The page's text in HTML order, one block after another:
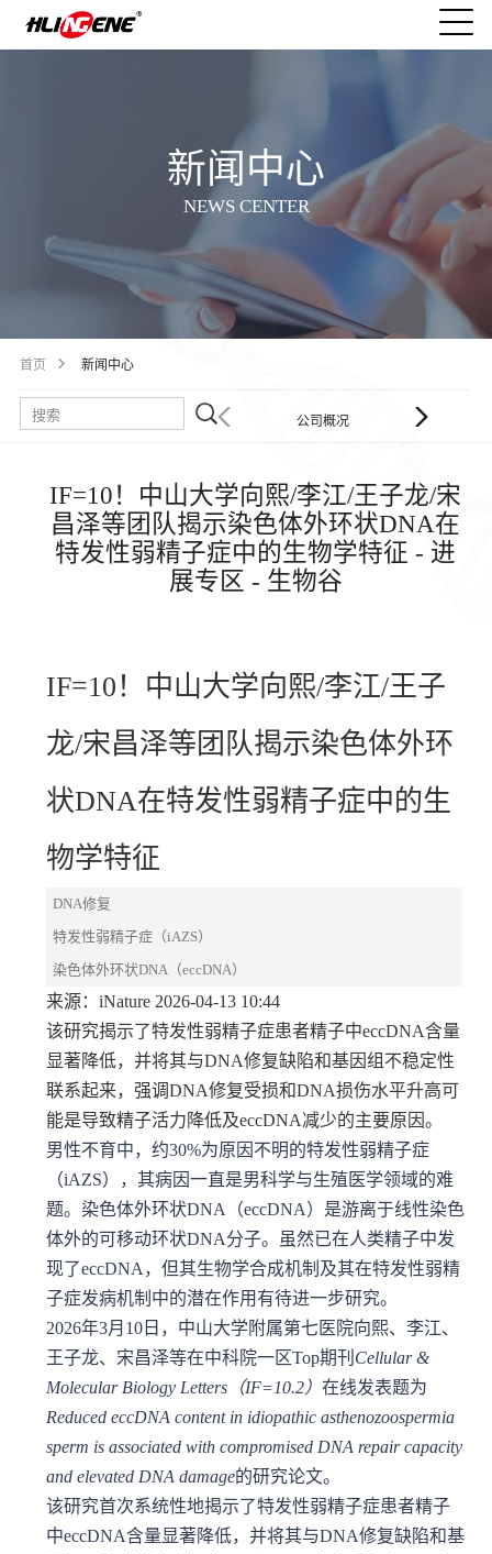
新闻中心
NEWS CENTER
首页 新闻中心
公司概况
IF=10！中山大学向熙/李江/王子龙/宋
昌泽等团队揭示染色体外环状DNA在
特发性弱精子症中的生物学特征 - 进
展专区 - 生物谷
IF=10！中山大学向熙/李江/王子
龙/宋昌泽等团队揭示染色体外环
状DNA在特发性弱精子症中的生
物学特征
DNA修复
特发性弱精子症（iAZS）
染色体外环状DNA（eccDNA）
来源：iNature 2026-04-13 10:44
该研究揭示了特发性弱精子症患者精子中eccDNA含量
显著降低，并将其与DNA修复缺陷和基因组不稳定性
联系起来，强调DNA修复受损和DNA损伤水平升高可
能是导致精子活力降低及eccDNA减少的主要原因。
男性不育中，约30%为原因不明的特发性弱精子症
（iAZS），其病因一直是男科学与生殖医学领域的难
题。染色体外环状DNA（eccDNA）是游离于线性染色
体外的可移动环状DNA分子。虽然已在人类精子中发
现了eccDNA，但其生物学合成机制及其在特发性弱精
子症发病机制中的潜在作用有待进一步研究。
2026年3月10日，中山大学附属第七医院向熙、李江、
王子龙、宋昌泽等在中科院一区Top期刊 Cellular &
Molecular Biology Letters（IF=10.2）在线发表题为
Reduced eccDNA content in idiopathic asthenozoospermia
sperm is associated with compromised DNA repair capacity
and elevated DNA damage的研究论文。
该研究首次系统性地揭示了特发性弱精子症患者精子
中eccDNA含量显著降低，并将其与DNA修复缺陷和基